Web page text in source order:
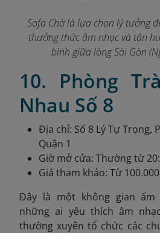
Sofa Chờ là lựa chọn lý tưởng
thưởng thức âm nhạc và tận
bình giữa lòng Sài Gòn
10. Phòng
Nhau Số 8
Địa chỉ: Số 8 Lý Tự Trọng,
Quận 1
Giờ mở cửa: Thường từ
Giá tham khảo: Từ
Đây là một không gian
những ai yêu thích âm
thường xuyên tổ chức các